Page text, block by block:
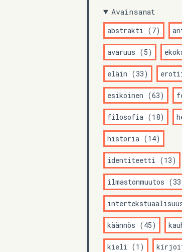
Avainsanat
abstrakti (7)
avaruus (5)
eläin (33)
esikoinen (63)
filosofia (18)
historia (14)
identiteetti (13)
ilmastonmuutos
käännös (45)
kieli (1)